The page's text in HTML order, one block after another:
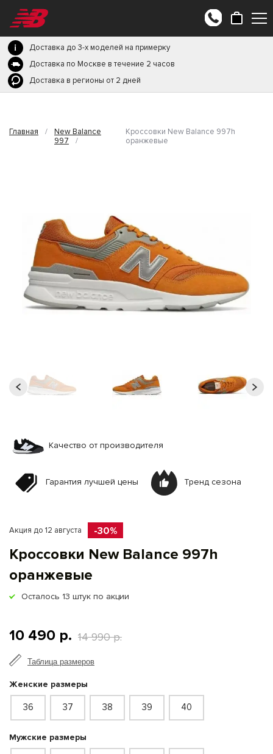
Доставка до 3-х моделей на примерку
Доставка по Москве в течение 2 часов
Доставка в регионы от 2 дней
Главная /
New Balance
997
/
Кроссовки New Balance 997h
оранжевые
Качество от производителя
Гарантия лучшей цены Тренд сезона
Акция до 12 августа -30%
Кроссовки New Balance 997h
оранжевые
Осталось 13 штук по акции
10 490 р. 14 990 р.
Таблица размеров
Женские размеры
36 37 38 39 40
Мужские размеры